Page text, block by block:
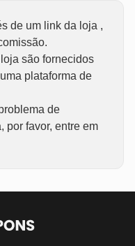
de um link da loja ,
são fornecidos
plataforma de
de
por favor, entre em